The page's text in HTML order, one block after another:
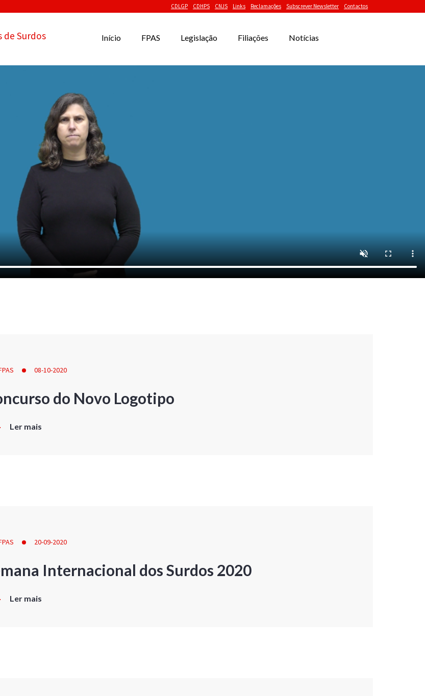
CDLGP CDHPS CNJS Links Reclamações Subscrever Newsletter Contactos
de Surdos Início FPAS Legislação Filiações Notícias
08-10-2020
do Novo Logotipo
Ler mais
20-09-2020
Internacional dos Surdos 2020
Ler mais